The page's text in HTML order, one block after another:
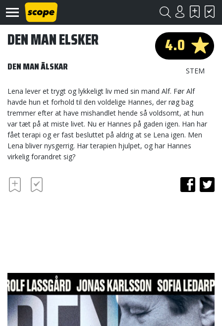
Om
Scope
Kontakt
©
4.0
STEM
DEN MAN ELSKER
DEN MAN ÄLSKAR
Lena lever et trygt og lykkeligt liv med sin mand Alf. Før Alf
havde hun et forhold til den voldelige Hannes, der røg bag
tremmer efter at have mishandlet hende så voldsomt, at hun
var tæt på at miste livet. Nu er Hannes på gaden igen. Han har
fået terapi og er fast besluttet på aldrig at se Lena igen. Men
Lena bliver nysgerrig. Har terapien hjulpet, og har Hannes
virkelig forandret sig?